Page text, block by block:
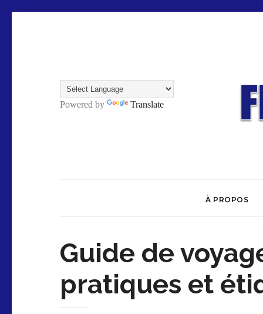
Powered by Translate
À PROPOS
Guide de
pratiques et